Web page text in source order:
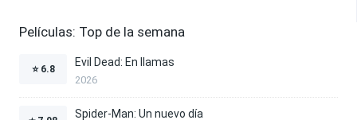
Películas: Top de la semana
⭐ 6.8
Evil Dead: En llamas
2026
Spider-Man: Un nuevo día